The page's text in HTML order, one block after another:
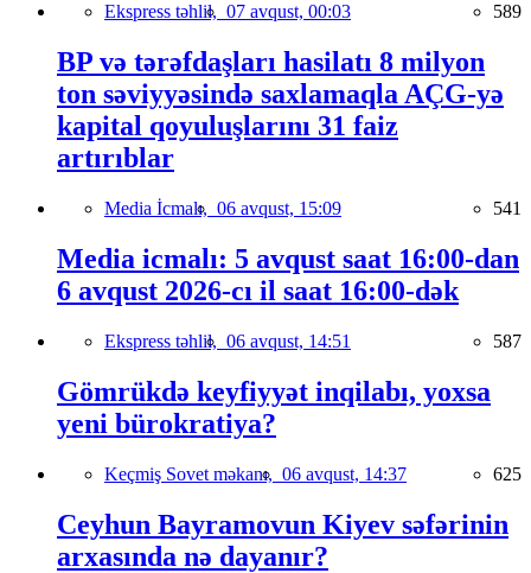
Ekspress təhlil, 07 avqust, 00:03 589
BP və tərəfdaşları hasilatı 8 milyon
ton səviyyəsində saxlamaqla AÇG-yə
kapital qoyuluşlarını 31 faiz
artırıblar
Media İcmalı, 06 avqust, 15:09 541
Media icmalı: 5 avqust saat 16:00-dan
6 avqust 2026-cı il saat 16:00-dək
Ekspress təhlil, 06 avqust, 14:51 587
Gömrükdə keyfiyyət inqilabı, yoxsa
yeni bürokratiya?
Keçmiş Sovet məkanı, 06 avqust, 14:37 625
Ceyhun Bayramovun Kiyev səfərinin
arxasında nə dayanır?